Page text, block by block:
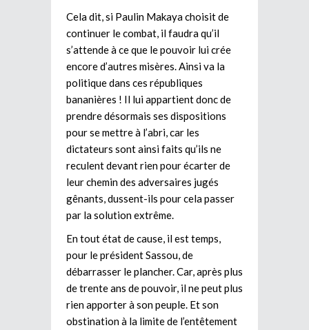
Cela dit, si Paulin Makaya choisit de
continuer le combat, il faudra qu’il
s’attende à ce que le pouvoir lui crée
encore d’autres misères. Ainsi va la
politique dans ces républiques
bananières ! Il lui appartient donc de
prendre désormais ses dispositions
pour se mettre à l’abri, car les
dictateurs sont ainsi faits qu’ils ne
reculent devant rien pour écarter de
leur chemin des adversaires jugés
gênants, dussent-ils pour cela passer
par la solution extrême.
En tout état de cause, il est temps,
pour le président Sassou, de
débarrasser le plancher. Car, après plus
de trente ans de pouvoir, il ne peut plus
rien apporter à son peuple. Et son
obstination à la limite de l’entêtement